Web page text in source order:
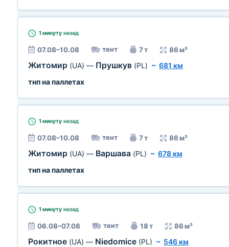
1 минуту назад
07.08–10.08 тент 7 т 86 м³
Житомир (UA) — Прушкув (PL) ~ 681 км
тнп на паллетах
1 минуту назад
07.08–10.08 тент 7 т 86 м³
Житомир (UA) — Варшава (PL) ~ 678 км
тнп на паллетах
1 минуту назад
06.08–07.08 тент 18 т 86 м³
Рокитное (UA) — Niedomice (PL) ~ 546 км